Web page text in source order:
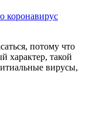
коронавирус
потому что
характер, такой
вирусы,